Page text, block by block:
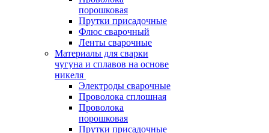
порошковая
Прутки присадочные
Флюс сварочный
Ленты сварочные
Материалы для сварки
чугуна и сплавов на основе
никеля
Электроды сварочные
Проволока сплошная
Проволока
порошковая
Прутки присадочные